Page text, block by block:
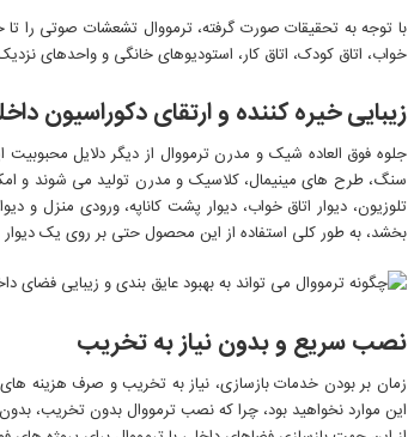
با توجه به تحقیقات صورت گرفته، ترمووال تشعشات صوتی را
خواب، اتاق کودک، اتاق کار، استودیوهای خانگی و واحدهای
زیبایی خیره کننده و ارتقای دکوراسیون
جلوه فوق العاده شیک و مدرن ترمووال از دیگر دلایل
سنگ، طرح های مینیمال، کلاسیک و مدرن تولید می شوند و
تلوزیون، دیوار اتاق خواب، دیوار پشت کاناپه، ورودی
بخشد، به طور کلی استفاده از این محصول حتی بر روی یک
نصب سریع و بدون نیاز به تخریب
زمان بر بودن خدمات بازسازی، نیاز به تخریب و صرف هزینه
این موارد نخواهید بود، چرا که نصب ترمووال بدون تخریب،